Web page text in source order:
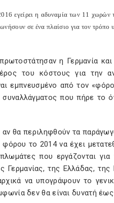
εγείρει η αδυναμία των 11 χωρών
σε ένα πλαίσιο για τον
η Γερμανία και
του κόστους για την
εμπνευσμένο από τον
που πήρε το
θα περιληφθούν τα
το 2014 να έχει
που εργάζονται
της Ελλάδας, της
να υπογράψουν το
δεν θα είναι δυνατή